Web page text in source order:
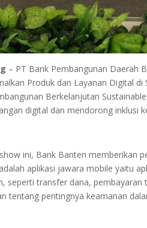
– PT Bank Pembangunan Daerah
Produk dan Layanan Digital
Berkelanjutan
digital dan mendorong inklusi
ini, Bank Banten memberikan
aplikasi jawara mobile yaitu
seperti transfer dana,
tentang pentingnya keamanan